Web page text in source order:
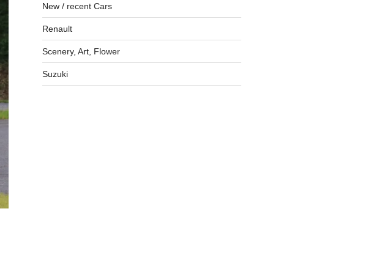
New / recent Cars
Renault
Scenery, Art, Flower
Suzuki